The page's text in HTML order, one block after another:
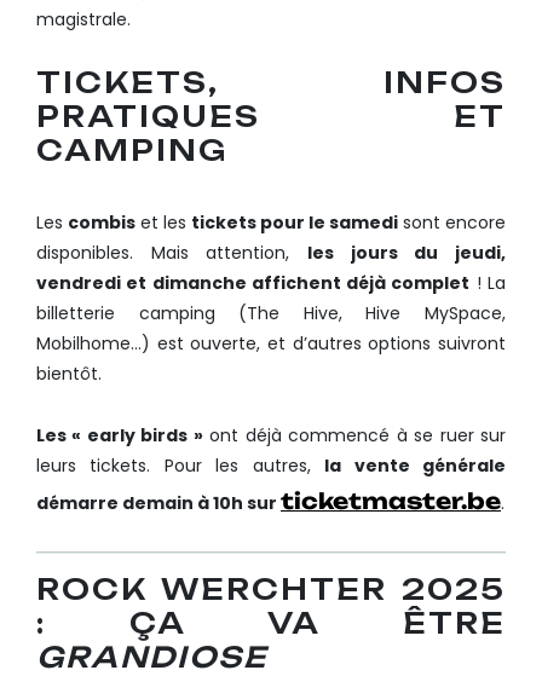
magistrale.
TICKETS, INFOS
PRATIQUES ET
CAMPING
Les combis et les tickets pour le samedi sont encore
disponibles. Mais attention, les jours du jeudi,
vendredi et dimanche affichent déjà complet ! La
billetterie camping (The Hive, Hive MySpace,
Mobilhome…) est ouverte, et d’autres options suivront
bientôt.
Les « early birds »ont déjà commencé à se ruer sur
leurs tickets. Pour les autres, la vente générale
démarre demain à 10h sur ticketmaster.be.
ROCK WERCHTER 2025
: ÇA VA ÊTRE
GRANDIOSE